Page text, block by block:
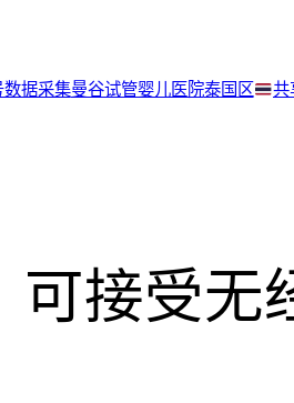
据采集曼谷试管婴儿医院泰国区 共
接受无